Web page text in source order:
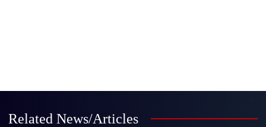
Related News/Articles